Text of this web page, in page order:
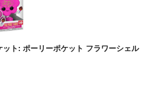
ット: ポーリーポケット フラワーシェル